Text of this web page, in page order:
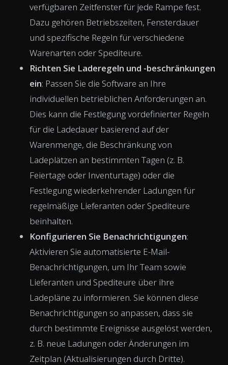
verfügbaren Zeitfenster für jede Rampe fest.
Dazu gehören Betriebszeiten, Fensterdauer
und spezifische Regeln für verschiedene
Warenarten oder Spediteure.
Richten Sie Laderegeln und -beschränkungen
ein: Passen Sie die Software an Ihre
individuellen betrieblichen Anforderungen an.
Dies kann die Festlegung vordefinierter Regeln
für die Ladedauer basierend auf der
Warenmenge, die Beschränkung von
Ladeplätzen an bestimmten Tagen (z. B.
Feiertage oder Inventurtage) oder die
Festlegung wiederkehrender Ladungen für
regelmäßige Lieferanten oder Spediteure
beinhalten.
Konfigurieren Sie Benachrichtigungen:
Aktivieren Sie automatisierte E-Mail-
Benachrichtigungen, um Ihr Team sowie
Lieferanten und Spediteure über ihre
Ladepläne zu informieren. Sie können diese
Benachrichtigungen so anpassen, dass sie
durch bestimmte Ereignisse ausgelöst werden,
z. B. neue Ladungen oder Änderungen im
Zeitplan (Aktualisierungen durch Dritte).